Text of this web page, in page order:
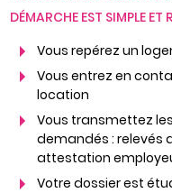
DÉMARCHE EST SIMPLE ET
Vous repérez un
Vous entrez en
location
Vous transmettez
demandés : relevés
attestation
Votre dossier est